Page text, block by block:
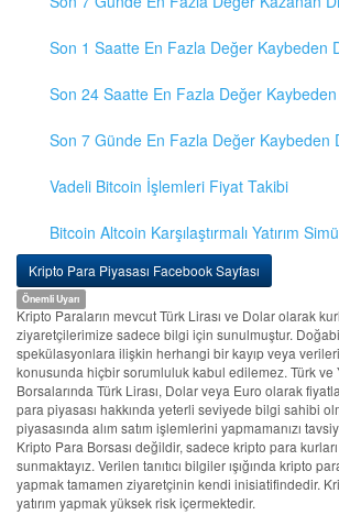
Son 1 Saatte En Fazla Değer Kaybeden
Son 24 Saatte En Fazla Değer
Son 7 Günde En Fazla Değer Kaybeden
Vadeli Bitcoin İşlemleri Fiyat Takibi
Bitcoin Altcoin Karşılaştırmalı Yatırım
Kripto Para Piyasası Facebook Sayfası
Önemli Uyarı
Kripto Paraların mevcut Türk Lirası ve Dolar olarak
ziyaretçilerimize sadece bilgi için sunulmuştur.
spekülasyonlara ilişkin herhangi bir kayıp veya
konusunda hiçbir sorumluluk kabul edilemez. Türk ve
Borsalarında Türk Lirası, Dolar veya Euro olarak
para piyasası hakkında yeterli seviyede bilgi sahibi
piyasasında alım satım işlemlerini yapmamanızı
Kripto Para Borsası değildir, sadece kripto para
sunmaktayız. Verilen tanıtıcı bilgiler ışığında kripto
yapmak tamamen ziyaretçinin kendi inisiatifindedir.
yatırım yapmak yüksek risk içermektedir.